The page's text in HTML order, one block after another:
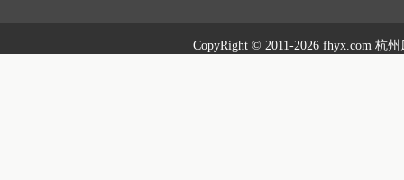
CopyRight © 2011-2026 fhyx.com 杭州